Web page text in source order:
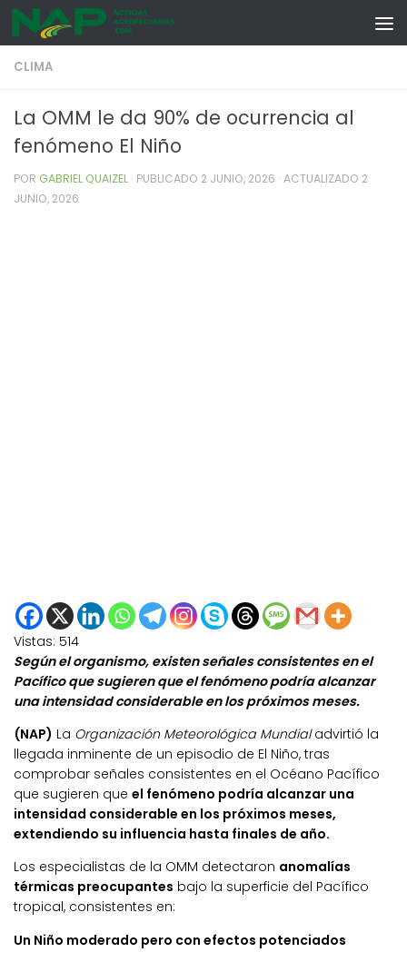
Skip to content
CLIMA
La OMM le da 90% de ocurrencia al
fenómeno El Niño
POR GABRIEL QUAIZEL · PUBLICADO 2 JUNIO, 2026 · ACTUALIZADO 2
JUNIO, 2026
Vistas: 514
Según el organismo, existen señales consistentes en el
Pacífico que sugieren que el fenómeno podría alcanzar
una intensidad considerable en los próximos meses.
(NAP) La Organización Meteorológica Mundialadvirtió la
llegada inminente de un episodio de El Niño, tras
comprobar señales consistentes en el Océano Pacífico
que sugieren que el fenómeno podría alcanzar una
intensidad considerable en los próximos meses,
extendiendo su influencia hasta finales de año.
Los especialistas de la OMM detectaron anomalías
térmicas preocupantes bajo la superficie del Pacífico
tropical, consistentes en:
Un Niño moderado pero con efectos potenciados